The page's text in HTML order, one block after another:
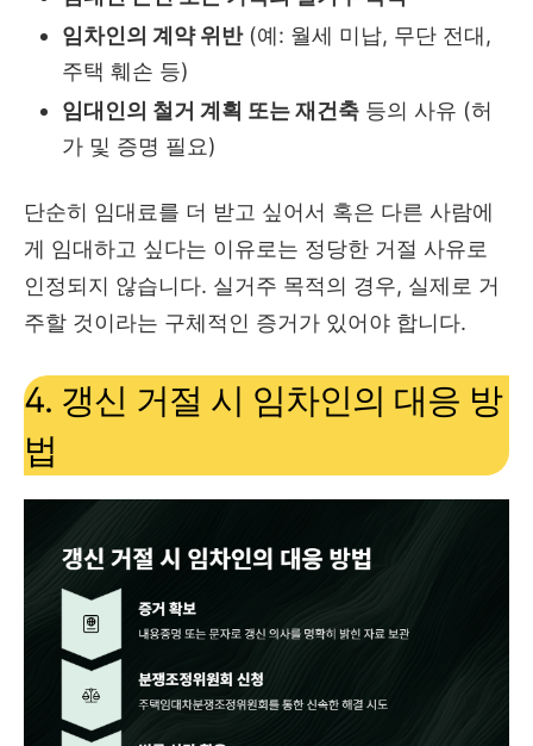
임차인의 계약 위반(예: 월세 미납, 무단 전대,
주택 훼손 등)
임대인의 철거 계획 또는 재건축 등의 사유 (허
가 및 증명 필요)
단순히 임대료를 더 받고 싶어서 혹은 다른 사람에
게 임대하고 싶다는 이유로는 정당한 거절 사유로
인정되지 않습니다. 실거주 목적의 경우, 실제로 거
주할 것이라는 구체적인 증거가 있어야 합니다.
4. 갱신 거절 시 임차인의 대응 방
법